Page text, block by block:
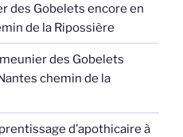
des Gobelets encore en
de la Ripossière
des Gobelets
chemin de la
d’apothicaire à